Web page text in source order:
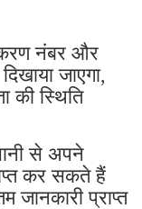
नंबर और
जाएगा,
की स्थिति
से अपने
कर सकते हैं
जानकारी प्राप्त